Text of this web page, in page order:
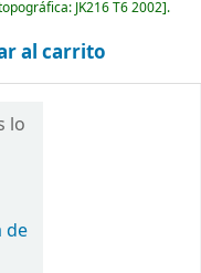
JK216 T6 2002 .
al carrito
lo
de